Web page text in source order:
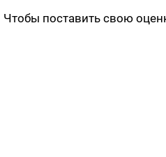
Чтобы поставить свою